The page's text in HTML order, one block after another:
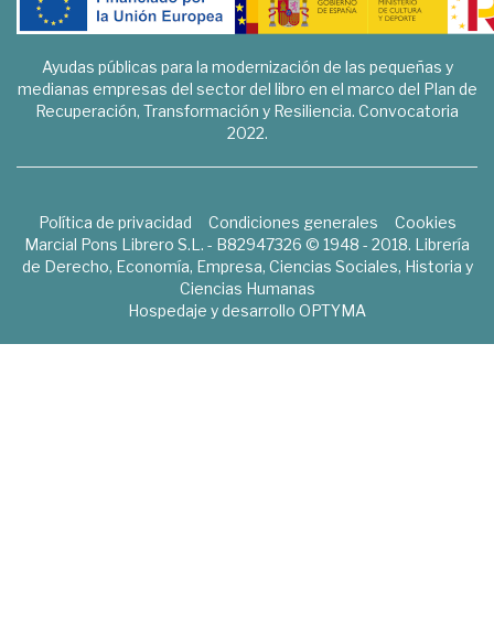
Ayudas públicas para la modernización de las pequeñas y
medianas empresas del sector del libro en el marco del Plan de
Recuperación, Transformación y Resiliencia. Convocatoria
2022.
Política de privacidad Condiciones generales
Cookies
Marcial Pons Librero S.L. - B82947326 © 1948 - 2018. Librería
de Derecho, Economía, Empresa, Ciencias Sociales, Historia y
Ciencias Humanas
Hospedaje y desarrollo OPTYMA